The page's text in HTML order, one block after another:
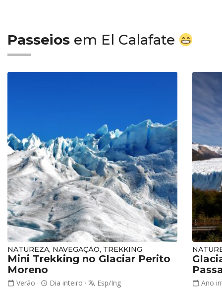
Passeios em El Calafate
NATUREZA, NAVEGAÇÃO, TREKKING
Mini Trekking no Glaciar Perito
Moreno
calendar_today Verão · schedule Dia inteiro · translate Esp/Ing calendar_today Ano